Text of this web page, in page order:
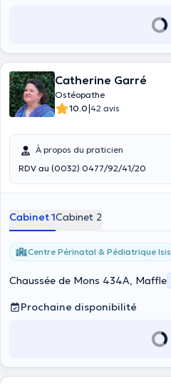
Catherine Garré
Ostéopathe
10.0|42 avis
À propos du praticien
RDV au (0032) 0477/92/41/20
Cabinet 1Cabinet 2
Centre Périnatal & Pédiatrique Isis
Chaussée de Mons 434A, Maffle
Prochaine disponibilité